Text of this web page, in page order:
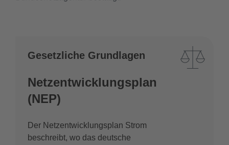
Gesetzliche Grundlagen
Netzentwicklungsplan
(NEP)
Der Netzentwicklungsplan Strom
beschreibt, wo das deutsche